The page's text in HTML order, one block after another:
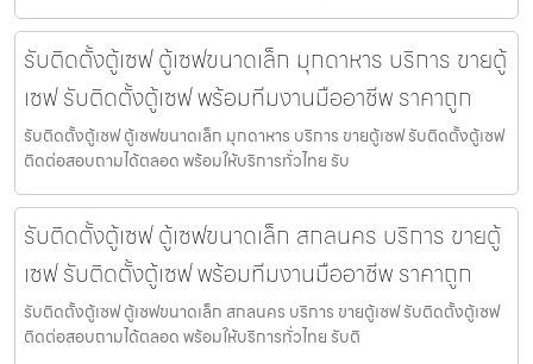
รับติดตั้งตู้เซฟ ตู้เซฟขนาดเล็ก มุกดาหาร บริการ ขายตู้
เซฟ รับติดตั้งตู้เซฟ พร้อมทีมงานมืออาชีพ ราคาถูก
รับติดตั้งตู้เซฟ ตู้เซฟขนาดเล็ก มุกดาหาร บริการ ขายตู้เซฟ รับติดตั้งตู้เซฟ
ติดต่อสอบถามได้ตลอด พร้อมให้บริการทั่วไทย รับ
รับติดตั้งตู้เซฟ ตู้เซฟขนาดเล็ก สกลนคร บริการ ขายตู้
เซฟ รับติดตั้งตู้เซฟ พร้อมทีมงานมืออาชีพ ราคาถูก
รับติดตั้งตู้เซฟ ตู้เซฟขนาดเล็ก สกลนคร บริการ ขายตู้เซฟ รับติดตั้งตู้เซฟ
ติดต่อสอบถามได้ตลอด พร้อมให้บริการทั่วไทย รับติ